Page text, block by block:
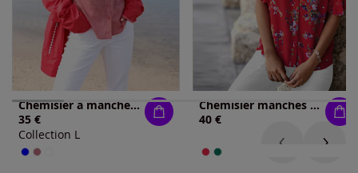
Chemisier à manches courtes 50% coton
35 €
Collection L
Chemisier manches chauve-souris affinantes
40 €